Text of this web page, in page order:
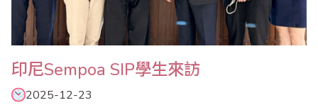
印尼Sempoa SIP學生來訪
2025-12-23